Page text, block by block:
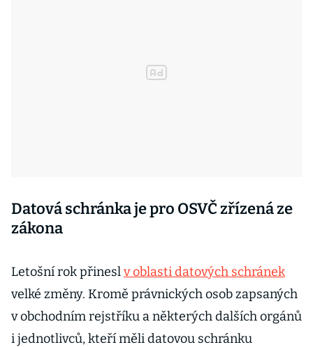
Datová schránka je pro OSVČ zřízená ze
zákona
Letošní rok přineslv oblasti datových schránek
velké změny. Kromě právnických osob zapsaných
v obchodním rejstříku a některých dalších orgánů
i jednotlivců, kteří měli datovou schránku